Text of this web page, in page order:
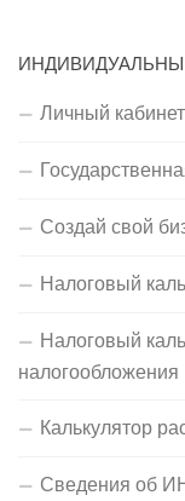
Личный
Создай свой
Налоговый
Налоговый
налогообложения
Калькулятор
Сведения об